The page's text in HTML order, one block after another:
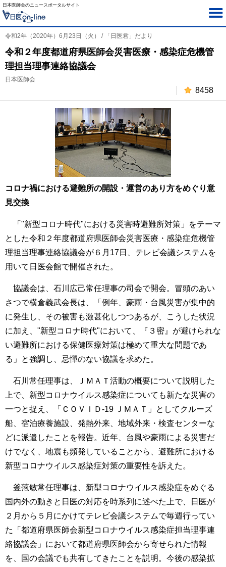
日本医師会のニュースポータルサイト
令和2年（2020年）6月23日（火） / 「日医君」だより
令和２年度都道府県医師会災害医療・感染症危機管
理担当理事連絡協議会
日本医師会
8458
コロナ禍における避難所の開設・運営のあり方をめぐり意
見交換
「"新型コロナ時代"における災害時避難所対策」をテーマ
とした令和２年度都道府県医師会災害医療・感染症危機管
理担当理事連絡協議会が６月17日、テレビ会議システムを
用いて日医会館で開催された。
協議会は、石川広己常任理事の司会で開会。冒頭のあい
さつで横倉義武会長は、「例年、豪雨・台風災害が集中的
に発生し、その被害も激甚化しつつあるが、こうした状況
に加え、"新型コロナ時代"において、『３密』が避けられな
い避難所における保健医療対策は極めて重大な問題であ
る」と強調し、忌憚のない協議を求めた。
石川常任理事は、ＪＭＡＴ活動の概要について説明した
上で、新型コロナウイルス感染症についても新たな災害の
一つと捉え、「ＣＯＶＩＤ-19 ＪＭＡＴ」としてクルーズ
船、宿泊療養施設、発熱外来、地域外来・検査センターな
どに派遣したことを報告。近年、台風や豪雨による災害だ
けでなく、地震も頻発していることから、避難所における
新型コロナウイルス感染症対策の重要性を訴えた。
釜萢敏常任理事は、新型コロナウイルス感染症をめぐる
国内外の動きと日医の対応を時系列に述べた上で、日医が
２月から５月にかけてテレビ会議システムで毎週行ってい
た「都道府県医師会新型コロナウイルス感染症担当理事連
絡協議会」において都道府県医師会から寄せられた情報
を、国の会議でも共有してきたことを説明。今後の感染拡